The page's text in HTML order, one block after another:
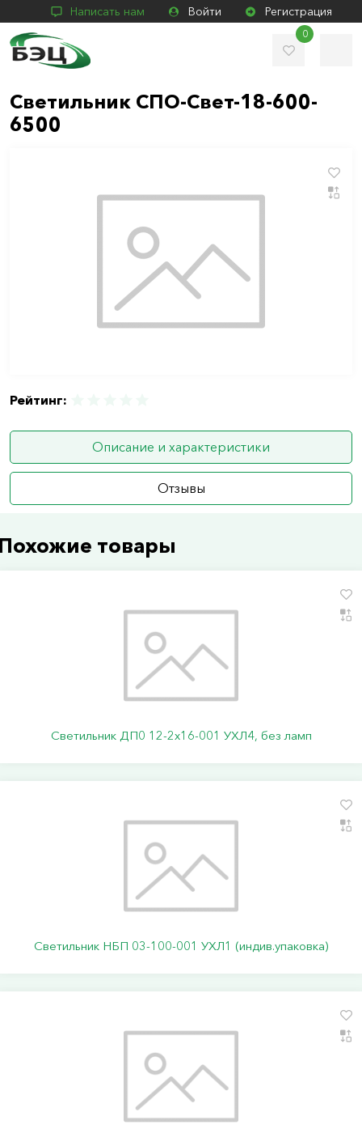
Написать нам Войти Регистрация
0
Светильник СПО-Свет-18-600-
6500
Рейтинг:
Описание и характеристики
Отзывы
товары
Светильник ДП0 12-2х16-001 УХЛ4, без ламп
Светильник НБП 03-100-001 УХЛ1 (индив.упаковка)